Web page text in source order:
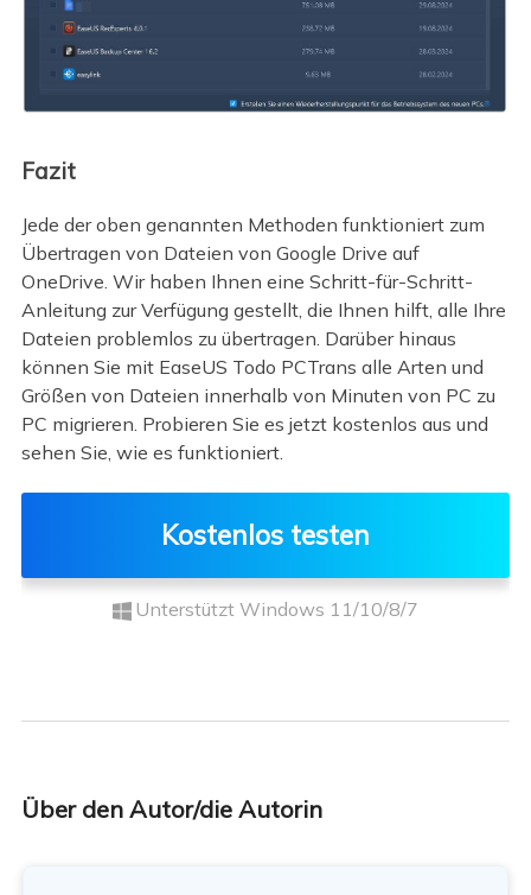
Fazit
Jede der oben genannten Methoden funktioniert zum
Übertragen von Dateien von Google Drive auf
OneDrive. Wir haben Ihnen eine Schritt-für-Schritt-
Anleitung zur Verfügung gestellt, die Ihnen hilft, alle Ihre
Dateien problemlos zu übertragen. Darüber hinaus
können Sie mit EaseUS Todo PCTrans alle Arten und
Größen von Dateien innerhalb von Minuten von PC zu
PC migrieren. Probieren Sie es jetzt kostenlos aus und
sehen Sie, wie es funktioniert.
Kostenlos testen
Unterstützt Windows 11/10/8/7
Über den Autor/die Autorin